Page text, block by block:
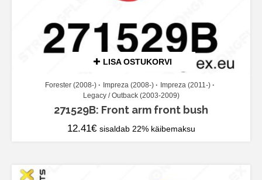
LISA OSTUKORVI
Forester (2008-) Impreza (2008-)
Impreza (2011-)
Legacy / Outback (2003-2009)
271529B: Front arm front bush
12.41€ sisaldab 22% käibemaksu